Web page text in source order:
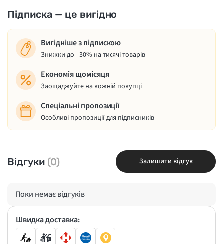
Підписка — це вигідно
Вигідніше з підпискою
Знижки до –30% на тисячі товарів
Економія щомісяця
Заощаджуйте на кожній покупці
Спеціальні пропозиції
Особливі пропозиції для підписників
Відгуки (0) Залишити відгук
Поки немає відгуків
Швидка доставка: